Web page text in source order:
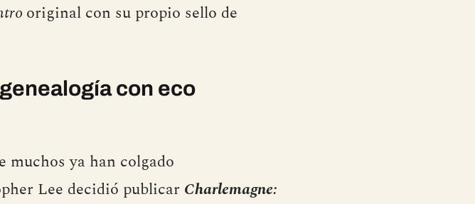
original con su propio sello de
con eco
muchos ya han colgado
Lee decidió publicar Charlemagne: